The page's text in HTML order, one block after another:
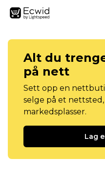
Alt du
på nett
Sett opp en
selge på et
markedsplasser.
Lag